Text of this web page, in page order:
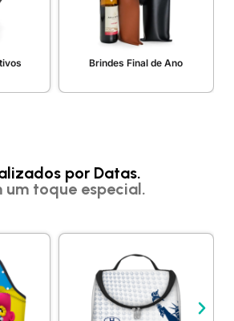
Brindes Final de Ano
por Datas.
um toque especial.